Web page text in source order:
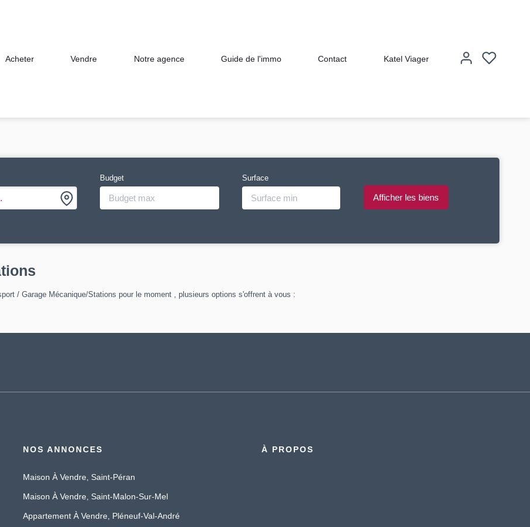
Acheter Vendre Notre agence Guide de l'immo Contact Katel Viager
Budget Surface
/ Garage Mécanique/Stations pour le moment , plusieurs options s'offrent à vous :
NOS ANNONCES
Maison À Vendre, Saint-Péran
Maison À Vendre, Saint-Malon-Sur-Mel
Appartement À Vendre, Pléneuf-Val-André
À PROPOS